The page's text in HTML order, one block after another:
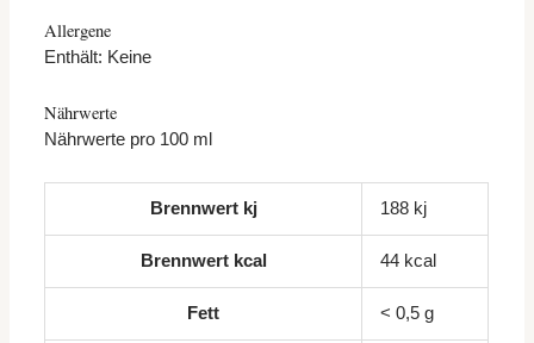
Allergene
Enthält: Keine
Nährwerte
Nährwerte pro 100 ml
Brennwert kj 188 kj
Brennwert kcal 44 kcal
Fett < 0,5 g